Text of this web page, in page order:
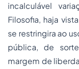
incalculável
Filosofia, haja
se restringira ao
pública, de
margem de